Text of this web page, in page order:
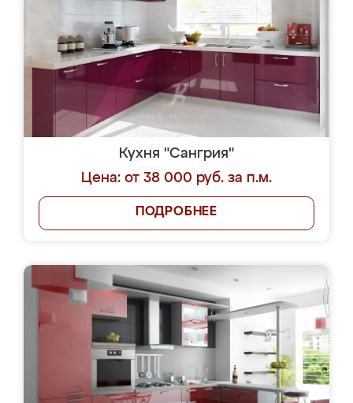
Кухня "Сангрия"
Цена: от 38 000 руб. за п.м.
ПОДРОБНЕЕ